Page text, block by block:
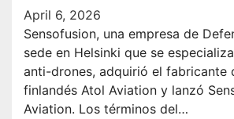
April 6, 2026
Sensofusion, una empresa de
sede en Helsinki que se
anti-drones, adquirió el fabricante
finlandés Atol Aviation y lanzó
Aviation. Los términos del…